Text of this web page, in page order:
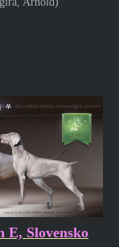
E, Slovensko